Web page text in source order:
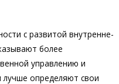
с развитой внутренне-
более
управлению и
определяют свои